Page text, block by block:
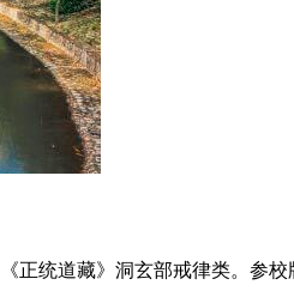
统道藏》洞玄部戒律类。参校